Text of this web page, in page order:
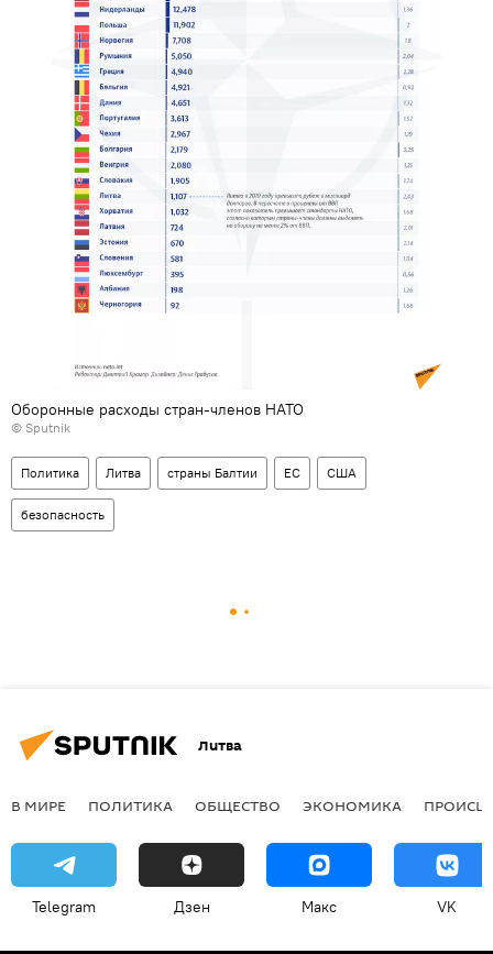
Оборонные расходы стран-членов НАТО
© Sputnik
Политика Литва страны Балтии ЕС США
безопасность
Литва
В МИРЕ ПОЛИТИКА ОБЩЕСТВО ЭКОНОМИКА
Telegram Дзен Макс VK